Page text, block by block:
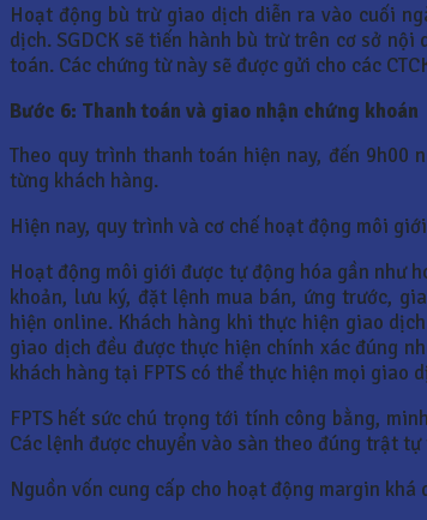
Hoạt động bù trừ giao dịch diễn ra vào cuối
dịch. SGDCK sẽ tiến hành bù trừ trên cơ sở
toán. Các chứng từ này sẽ được gửi cho các
Bước 6: Thanh toán và giao nhận chứng khoán
Theo quy trình thanh toán hiện nay, đến 9h00
từng khách hàng.
Hiện nay, quy trình và cơ chế hoạt động môi
Hoạt động môi giới được tự động hóa gần như
khoản, lưu ký, đặt lệnh mua bán, ứng trước,
hiện online. Khách hàng khi thực hiện giao
giao dịch đều được thực hiện chính xác đúng
khách hàng tại FPTS có thể thực hiện mọi
FPTS hết sức chú trọng tới tính công bằng,
Các lệnh được chuyển vào sàn theo đúng trật
Nguồn vốn cung cấp cho hoạt động margin khá